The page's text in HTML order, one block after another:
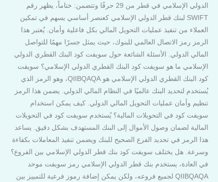
الدولي الإسلامي في قطر من 29 حرفًا وتتضمن: ختاماً، يظهر رقم
SWIFT لبنك قطر الدولي الإسلامي كعنصر أساسي يسهم في تمكين
العملاء من تنفيذ عمليات التحويل المالي بكل فاعلية وأمان. يُعتبر هذا
الرمز رمز الاتصال العالمي للبنوك، حيث يمثل جسرًا مهمًا للتواصل
المالي الدولي. الأسئلة الشائعة حول سويفت كود البنك القطري الدولي
الإسلامي ما هو سويفت كود البنك القطري الدولي الإسلامي؟ سويفت
كود البنك القطري الدولي الإسلامي هو QIIBQAQA، وهو الرمز الذي
يُستخدم لتحديد البنك عالميًا في النظام المالي الدولي. يضمن هذا الرمز
تنظيم وأمان عمليات التحويل المالي الدولي. كيف يمكن استخدام
سويفت كود في التحويلات المالية؟ يُستخدم سويفت كود في التحويلات
المالية لضمان وصول الأموال إلى البنك المستهدف بشكل دقيق. يساعد
هذا الرمز في تحديد الفرع الصحيح للبنك ويضمن تنفيذ المعاملات بكفاءة
وسرعة. هل يختلف سويفت كود بنك قطر الدولي الإسلامي بين الفروع؟
في العادة، يستخدم بنك قطر الدولي الإسلامي رمز سويفت موحد
QIIBQAQA لجميع فروعه، ولكن يمكن إضافة رموز فرعية للتمييز بين